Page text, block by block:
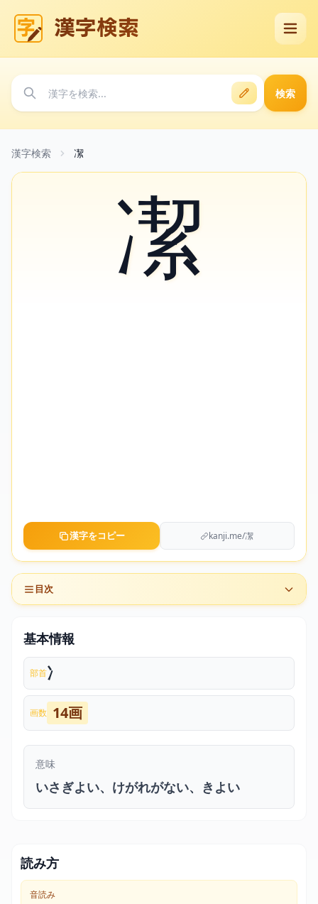
漢字検索
検索
漢字検索 㓗
㓗
漢字をコピー kanji.me/㓗
目次
基本情報
部首冫
画数 14画
意味
いさぎよい、けがれがない、きよい
読み方
音読み